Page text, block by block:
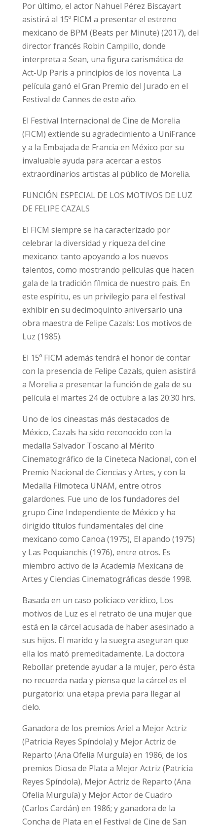
Por último, el actor Nahuel Pérez Biscayart
asistirá al 15º FICM a presentar el estreno
mexicano de BPM (Beats per Minute) (2017), del
director francés Robin Campillo, donde
interpreta a Sean, una figura carismática de
Act-Up Paris a principios de los noventa. La
película ganó el Gran Premio del Jurado en el
Festival de Cannes de este año.
El Festival Internacional de Cine de Morelia
(FICM) extiende su agradecimiento a UniFrance
y a la Embajada de Francia en México por su
invaluable ayuda para acercar a estos
extraordinarios artistas al público de Morelia.
FUNCIÓN ESPECIAL DE LOS MOTIVOS DE LUZ
DE FELIPE CAZALS
El FICM siempre se ha caracterizado por
celebrar la diversidad y riqueza del cine
mexicano: tanto apoyando a los nuevos
talentos, como mostrando películas que hacen
gala de la tradición fílmica de nuestro país. En
este espíritu, es un privilegio para el festival
exhibir en su decimoquinto aniversario una
obra maestra de Felipe Cazals: Los motivos de
Luz (1985).
El 15º FICM además tendrá el honor de contar
con la presencia de Felipe Cazals, quien asistirá
a Morelia a presentar la función de gala de su
película el martes 24 de octubre a las 20:30 hrs.
Uno de los cineastas más destacados de
México, Cazals ha sido reconocido con la
medalla Salvador Toscano al Mérito
Cinematográfico de la Cineteca Nacional, con el
Premio Nacional de Ciencias y Artes, y con la
Medalla Filmoteca UNAM, entre otros
galardones. Fue uno de los fundadores del
grupo Cine Independiente de México y ha
dirigido títulos fundamentales del cine
mexicano como Canoa (1975), El apando (1975)
y Las Poquianchis (1976), entre otros. Es
miembro activo de la Academia Mexicana de
Artes y Ciencias Cinematográficas desde 1998.
Basada en un caso policiaco verídico, Los
motivos de Luz es el retrato de una mujer que
está en la cárcel acusada de haber asesinado a
sus hijos. El marido y la suegra aseguran que
ella los mató premeditadamente. La doctora
Rebollar pretende ayudar a la mujer, pero ésta
no recuerda nada y piensa que la cárcel es el
purgatorio: una etapa previa para llegar al
cielo.
Ganadora de los premios Ariel a Mejor Actriz
(Patricia Reyes Spíndola) y Mejor Actriz de
Reparto (Ana Ofelia Murguía) en 1986; de los
premios Diosa de Plata a Mejor Actriz (Patricia
Reyes Spíndola), Mejor Actriz de Reparto (Ana
Ofelia Murguía) y Mejor Actor de Cuadro
(Carlos Cardán) en 1986; y ganadora de la
Concha de Plata en el Festival de Cine de San